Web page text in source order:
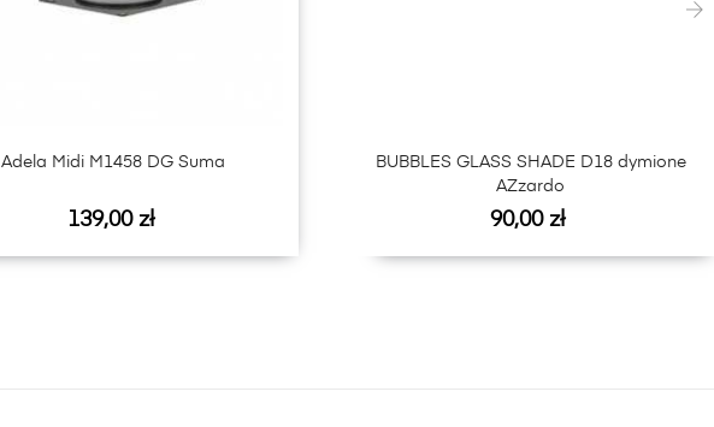
Adela Midi M1458 DG Suma
Cena
139,00 zł
BUBBLES GLASS SHADE D18 dymione
AZzardo
Cena
90,00 zł